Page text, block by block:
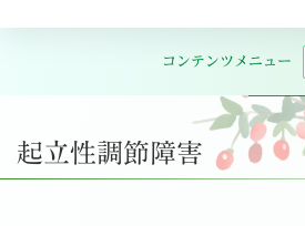
メイ
コンテンツメニュー
起立性調節障害